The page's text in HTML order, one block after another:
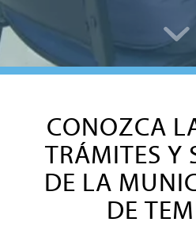
CONOZCA
TRÁMITES Y
DE LA
DE